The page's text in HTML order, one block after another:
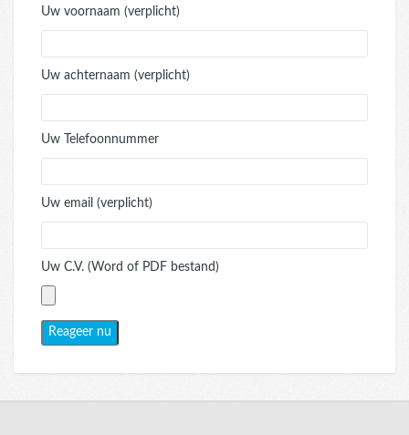
Uw voornaam (verplicht)
Uw achternaam (verplicht)
Uw Telefoonnummer
Uw email (verplicht)
Uw C.V. (Word of PDF bestand)